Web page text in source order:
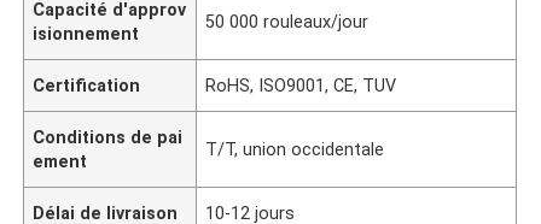
Capacité d'approv
isionnement
50 000 rouleaux/jour
Certification RoHS, ISO9001, CE, TUV
Conditions de pai
ement
T/T, union occidentale
Délai de livraison 10-12 jours